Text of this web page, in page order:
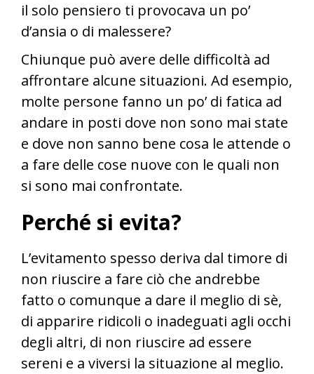
il solo pensiero ti provocava un po’
d’ansia o di malessere?
Chiunque può avere delle difficoltà ad
affrontare alcune situazioni. Ad esempio,
molte persone fanno un po’ di fatica ad
andare in posti dove non sono mai state
e dove non sanno bene cosa le attende o
a fare delle cose nuove con le quali non
si sono mai confrontate.
Perché si evita?
L’evitamento spesso deriva dal timore di
non riuscire a fare ciò che andrebbe
fatto o comunque a dare il meglio di sè,
di apparire ridicoli o inadeguati agli occhi
degli altri, di non riuscire ad essere
sereni e a viversi la situazione al meglio.